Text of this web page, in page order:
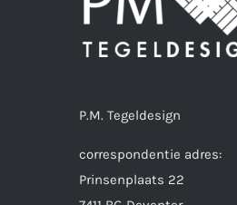
P.M. Tegeldesign
correspondentie adres:
Prinsenplaats 22